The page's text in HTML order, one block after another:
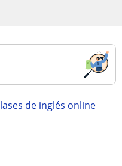
Clases de inglés online